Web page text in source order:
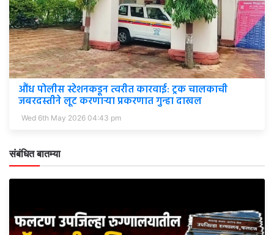
औंध पोलीस स्टेशनकडून त्वरीत कारवाई: ट्रक चालकाची
जबरदस्तीने लूट करणाऱ्या प्रकरणात गुन्हा दाखल
Wed 6th May 2026 04:43 pm
संबंधित बातम्या